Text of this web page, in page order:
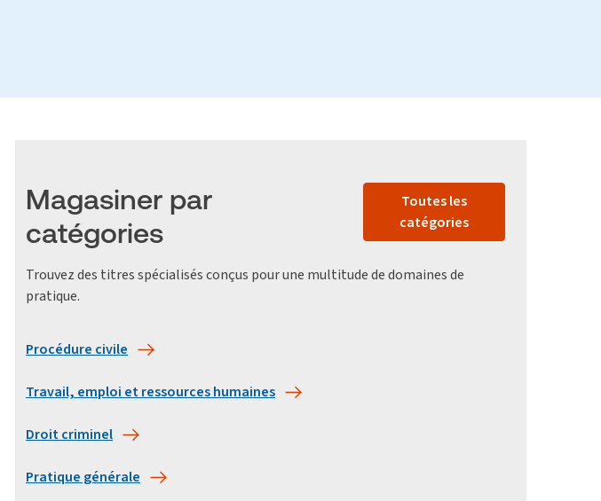
Magasiner par
catégories
Toutes les
catégories
Trouvez des titres spécialisés conçus pour une multitude de domaines de
pratique.
Procédure civile
Travail, emploi et ressources humaines
Droit criminel
Pratique générale